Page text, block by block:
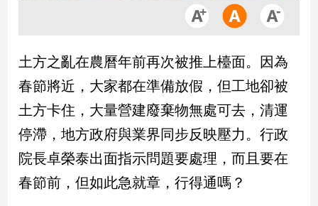
點
政
治
政
焦
點
土方之亂在農曆年前再次被推上檯面。因為
春節將近，大家都在準備放假，但工地卻被
土方卡住，大量營建廢棄物無處可去，清運
停滯，地方政府與業界同步反映壓力。行政
院長卓榮泰出面指示問題要處理，而且要在
春節前，但如此急就章，行得通嗎？